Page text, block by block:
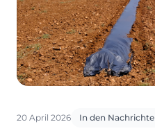
20 April 2026 In den